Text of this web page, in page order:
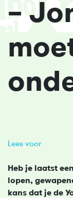
–
Lees voor
Heb je laatst
lopen,
kans dat je de